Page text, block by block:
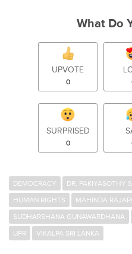
What Do
UPVOTE
0
SURPRISED
0
DEMOCRACY DR. PAKIYASOTHY
HUMAN RIGHTS
MAHINDA
SUDHARSHANA GUNAWARDHANA
UPR
VIKALPA SRI LANKA